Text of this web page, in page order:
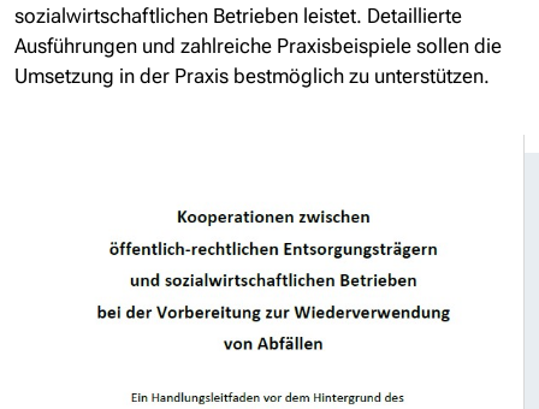
sozialwirtschaftlichen Betrieben leistet. Detaillierte
Ausführungen und zahlreiche Praxisbeispiele sollen die
Umsetzung in der Praxis bestmöglich zu unterstützen.